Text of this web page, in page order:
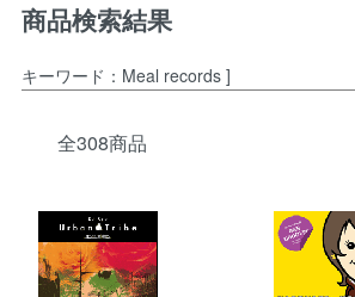
商品検索結果
キーワード：Meal records ]
全308商品